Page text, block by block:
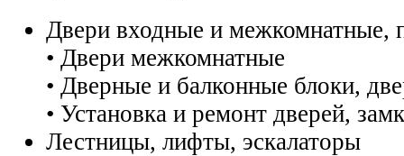
Двери входные и межкомнатные,
• Двери межкомнатные
• Дверные и балконные блоки,
• Установка и ремонт дверей,
Лестницы, лифты, эскалаторы